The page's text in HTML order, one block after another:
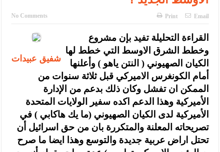
No Comments Print Email
شفيق عبيدات
القراءة التحليلة تفيد بإن مشروع
وخطط الشرق الاوسط التي خطط لها
الكيان الصهيوني ( النتن ياهو ) وأعلنها
أمام الكونغرس الاميركي قبل ثلاثة سنوات من
الممكن ان تفشل وكان ذلك بدعم من الإدارة
الأميركية وهذا الدعم اكده سفير الولايات المتحدة
الأميركية لدى الكيان الصهيوني (ما يك هاكابي ) في
تصريحاته المعلنة والمتكررة بان من حق اسرائيل أن
تحتل اراض عربية جديدة والتوسع وهذا ايضا ما صرح